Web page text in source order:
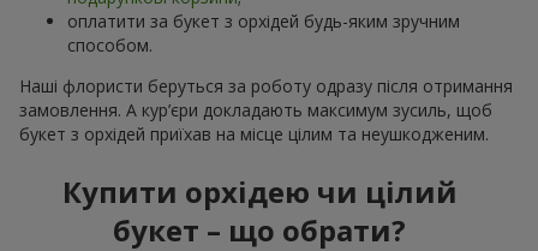
оплатити за букет з орхідей будь-яким зручним
способом.
Наші флористи беруться за роботу одразу після отримання
замовлення. А кур’єри докладають максимум зусиль, щоб
букет з орхідей приїхав на місце цілим та неушкодженим.
Купити орхідею чи цілий
букет – що обрати?